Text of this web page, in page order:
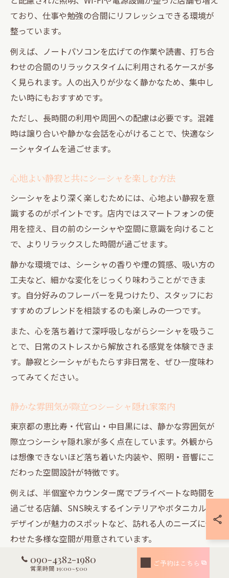
ており、仕事や勉強の合間にリフレッシュできる環境が
整っています。
例えば、ノートパソコンを広げての作業や読書、打ち合
わせの合間のリラックスタイムに利用されるケースが多
く見られます。人の出入りが少なく静かなため、集中し
たい時にもおすすめです。
ただし、長時間の利用や周囲への配慮は必要です。混雑
時は譲り合いや静かな会話を心がけることで、快適なシ
ーシャタイムを過ごせます。
心地よい静寂と共にシーシャを楽しむ方法
シーシャをより深く楽しむためには、心地よい静寂を意
識するのがポイントです。店内ではスマートフォンの使
用を控え、目の前のシーシャや空間に意識を向けること
で、よりリラックスした時間が過ごせます。
静かな環境では、シーシャの香りや煙の質感、吸い方の
工夫など、細かな変化をじっくり味わうことができま
す。自分好みのフレーバーを見つけたり、スタッフにお
すすめのブレンドを相談するのも楽しみの一つです。
また、心を落ち着けて深呼吸しながらシーシャを吸うこ
とで、日常のストレスから解放される感覚を体験できま
す。静寂とシーシャがもたらす非日常を、ぜひ一度味わ
ってみてください。
静かな雰囲気が際立つシーシャ隠れ家案内
東京都の恵比寿・代官山・中目黒には、静かな雰囲気が
際立つシーシャ隠れ家が多く点在しています。外観から
は想像できないほど落ち着いた内装や、照明・音響にこ
だわった空間設計が特徴です。
例えば、半個室やカウンター席でプライベートな時間を
過ごせる店舗、SNS映えするインテリアやボタニカルな
デザインが魅力のスポットなど、訪れる人のニーズに合
わせた多様な空間が用意されています。
初めてシーシャを体験する方も、静かな隠れ家なら安心
して利用できます。自分だけの特別な場所を見つけて、
090-4382-1980
営業時間 19:00~5:00
ご予約はこちら